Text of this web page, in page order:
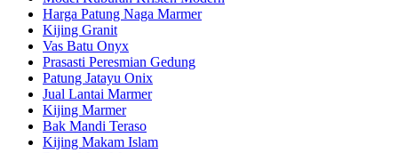
Harga Patung Naga Marmer
Kijing Granit
Vas Batu Onyx
Prasasti Peresmian Gedung
Patung Jatayu Onix
Jual Lantai Marmer
Kijing Marmer
Bak Mandi Teraso
Kijing Makam Islam